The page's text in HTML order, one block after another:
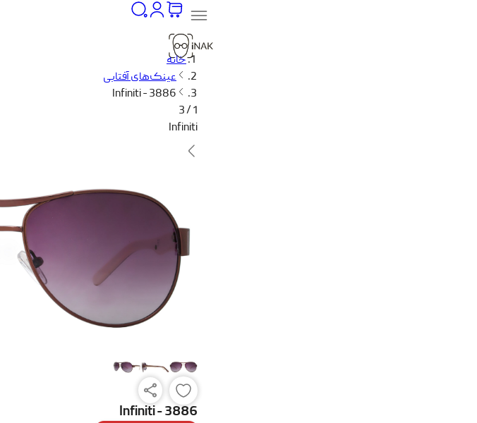
خانه
عینک‌های آفتابی
Infiniti - 3886
1 / 3
Infiniti
Infiniti - 3886